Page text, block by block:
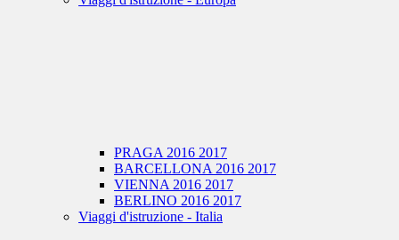
PRAGA 2016 2017
BARCELLONA 2016 2017
VIENNA 2016 2017
BERLINO 2016 2017
Viaggi d'istruzione - Italia